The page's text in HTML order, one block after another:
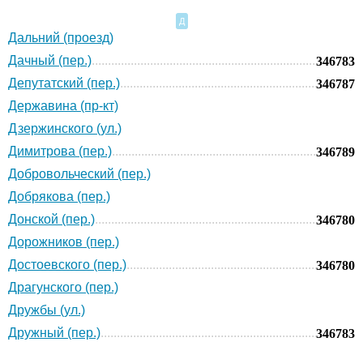
Д
Дальний (проезд)
Дачный (пер.)
346783
Депутатский (пер.)
346787
Державина (пр-кт)
Дзержинского (ул.)
Димитрова (пер.)
346789
Добровольческий (пер.)
Добрякова (пер.)
Донской (пер.)
346780
Дорожников (пер.)
Достоевского (пер.)
346780
Драгунского (пер.)
Дружбы (ул.)
Дружный (пер.)
346783